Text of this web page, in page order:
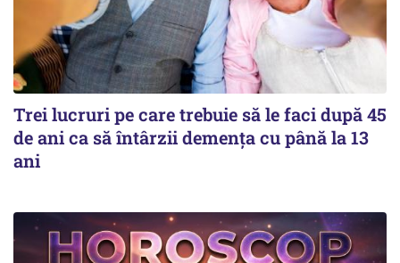
Trei lucruri pe care trebuie să le faci după 45
de ani ca să întârzii demența cu până la 13
ani